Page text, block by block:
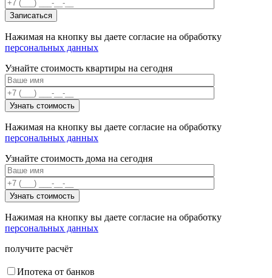
Нажимая на кнопку вы даете согласие на обработку
персональных данных
Узнайте стоимость квартиры на сегодня
Нажимая на кнопку вы даете согласие на обработку
персональных данных
Узнайте стоимость дома на сегодня
Нажимая на кнопку вы даете согласие на обработку
персональных данных
получите расчёт
Ипотека от банков